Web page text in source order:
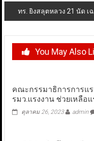
ทร. ยิงสลุตหลวง 21 นัด เ
You May Also
คณะกรรมาธิการการแ
รมว.แรงงาน ช่วยเหลือ
ตุลาคม 26, 2023 admin